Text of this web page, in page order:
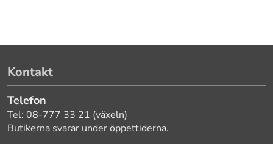
Kontakt
Telefon
Tel: 08-777 33 21 (växeln)
Butikerna svarar under öppettiderna.